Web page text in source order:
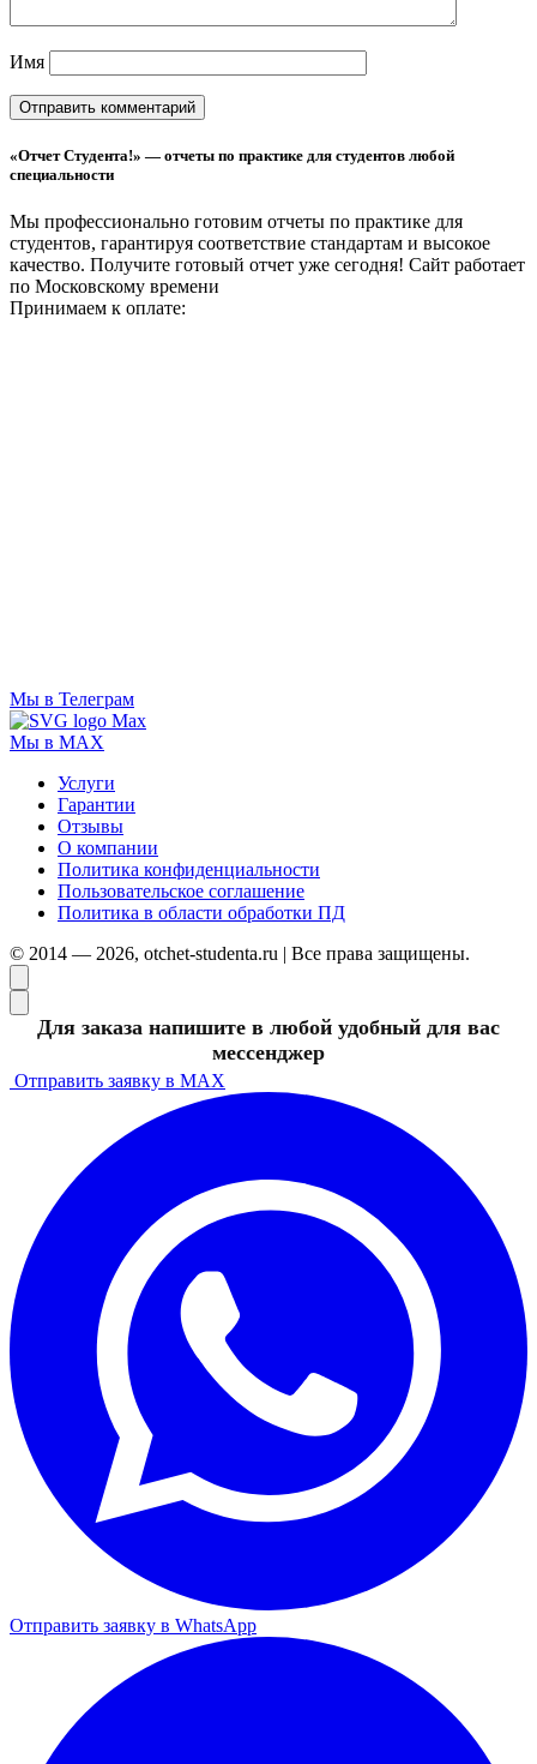
Имя
«Отчет Студента!» — отчеты по практике для студентов любой
специальности
Мы профессионально готовим отчеты по практике для
студентов, гарантируя соответствие стандартам и высокое
качество. Получите готовый отчет уже сегодня! Сайт работает
по Московскому времени
Принимаем к оплате:
Мы в Телеграм
Мы в MAX
Услуги
Гарантии
Отзывы
О компании
Политика конфиденциальности
Пользовательское соглашение
Политика в области обработки ПД
© 2014 — 2026, otchet-studenta.ru | Все права защищены.
Для заказа напишите в любой удобный для вас
мессенджер
Отправить заявку в MAX
Отправить заявку в WhatsApp